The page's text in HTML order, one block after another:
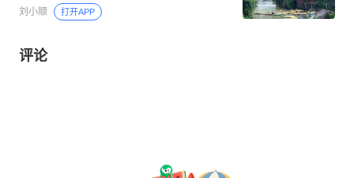
刘小顺 打开APP
评论